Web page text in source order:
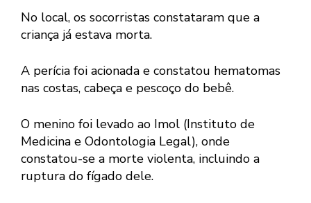
No local, os socorristas constataram que a
criança já estava morta.
A perícia foi acionada e constatou hematomas
nas costas, cabeça e pescoço do bebê.
O menino foi levado ao Imol (Instituto de
Medicina e Odontologia Legal), onde
constatou-se a morte violenta, incluindo a
ruptura do fígado dele.